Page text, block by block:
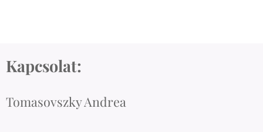
Kapcsolat:
Tomasovszky Andrea